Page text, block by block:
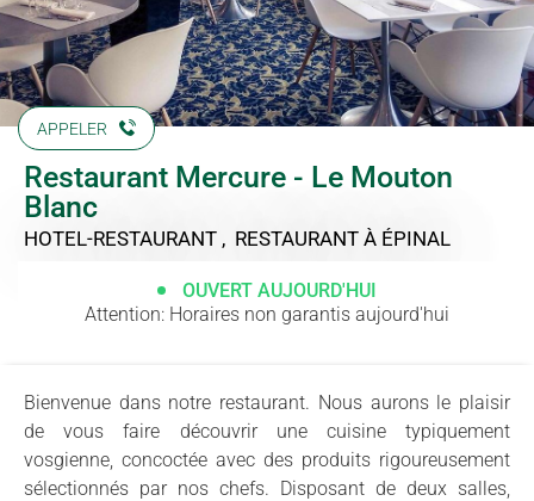
APPELER
Restaurant Mercure - Le Mouton
Blanc
HOTEL-RESTAURANT , RESTAURANT À ÉPINAL
OUVERT AUJOURD'HUI
Attention: Horaires non garantis aujourd'hui
Bienvenue dans notre restaurant. Nous aurons le plaisir
de vous faire découvrir une cuisine typiquement
vosgienne, concoctée avec des produits rigoureusement
sélectionnés par nos chefs. Disposant de deux salles,